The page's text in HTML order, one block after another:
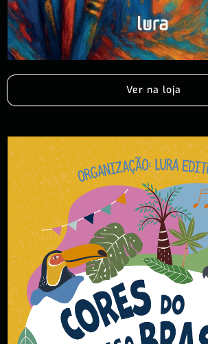
Ver na loja